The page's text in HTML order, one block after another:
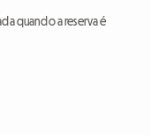
quando a reserva é